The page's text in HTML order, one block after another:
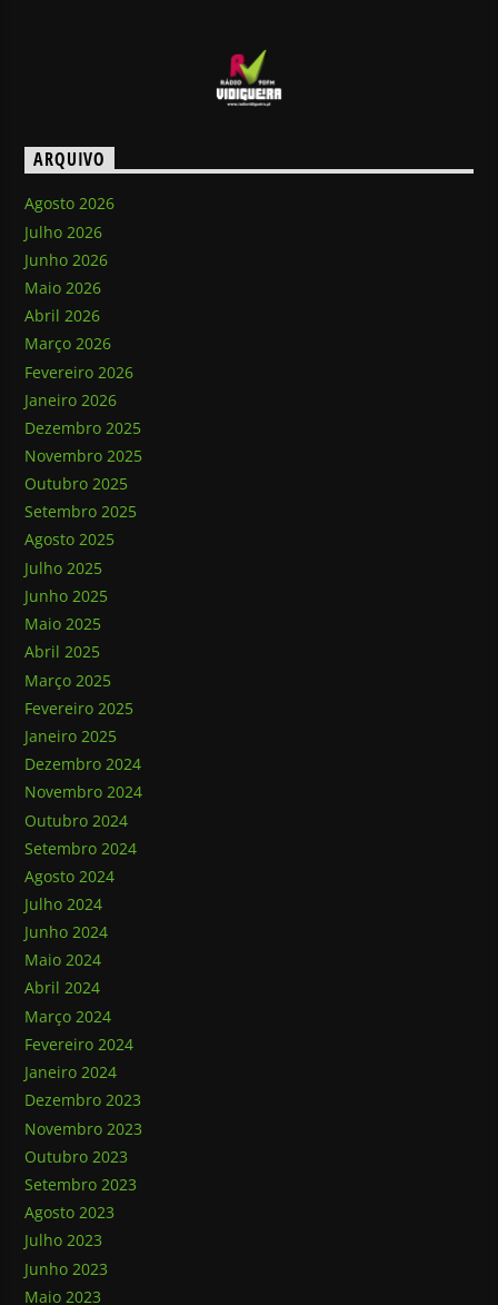
ARQUIVO
Agosto 2026
Julho 2026
Junho 2026
Maio 2026
Abril 2026
Março 2026
Fevereiro 2026
Janeiro 2026
Dezembro 2025
Novembro 2025
Outubro 2025
Setembro 2025
Agosto 2025
Julho 2025
Junho 2025
Maio 2025
Abril 2025
Março 2025
Fevereiro 2025
Janeiro 2025
Dezembro 2024
Novembro 2024
Outubro 2024
Setembro 2024
Agosto 2024
Julho 2024
Junho 2024
Maio 2024
Abril 2024
Março 2024
Fevereiro 2024
Janeiro 2024
Dezembro 2023
Novembro 2023
Outubro 2023
Setembro 2023
Agosto 2023
Julho 2023
Junho 2023
Maio 2023